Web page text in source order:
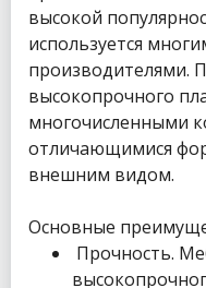
высокой
используется
производителями.
высокопрочного
многочисленными
отличающимися
внешним видом.
Основные
Прочность.